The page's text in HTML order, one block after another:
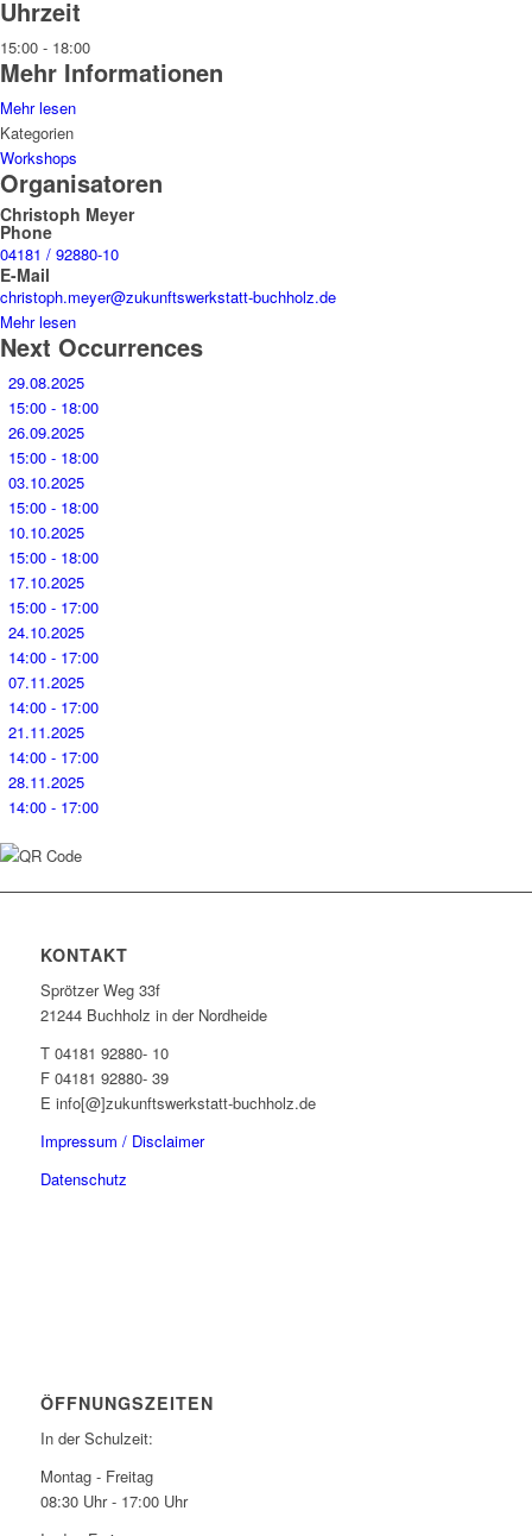
Uhrzeit
15:00 - 18:00
Mehr Informationen
Mehr lesen
Kategorien
Workshops
Organisatoren
Christoph Meyer
Phone
04181 / 92880-10
E-Mail
christoph.meyer@zukunftswerkstatt-buchholz.de
Mehr lesen
Next Occurrences
29.08.2025
15:00 - 18:00
26.09.2025
15:00 - 18:00
03.10.2025
15:00 - 18:00
10.10.2025
15:00 - 18:00
17.10.2025
15:00 - 17:00
24.10.2025
14:00 - 17:00
07.11.2025
14:00 - 17:00
21.11.2025
14:00 - 17:00
28.11.2025
14:00 - 17:00
KONTAKT
Sprötzer Weg 33f
21244 Buchholz in der Nordheide
T 04181 92880- 10
F 04181 92880- 39
E info[@]zukunftswerkstatt-buchholz.de
Impressum / Disclaimer
Datenschutz
ÖFFNUNGSZEITEN
In der Schulzeit:
Montag - Freitag
08:30 Uhr - 17:00 Uhr